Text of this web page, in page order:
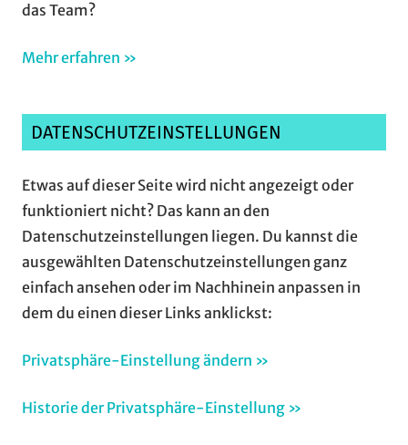
das Team?
Mehr erfahren »
DATENSCHUTZEINSTELLUNGEN
Etwas auf dieser Seite wird nicht angezeigt oder
funktioniert nicht? Das kann an den
Datenschutzeinstellungen liegen. Du kannst die
ausgewählten Datenschutzeinstellungen ganz
einfach ansehen oder im Nachhinein anpassen in
dem du einen dieser Links anklickst:
Privatsphäre-Einstellung ändern »
Historie der Privatsphäre-Einstellung »